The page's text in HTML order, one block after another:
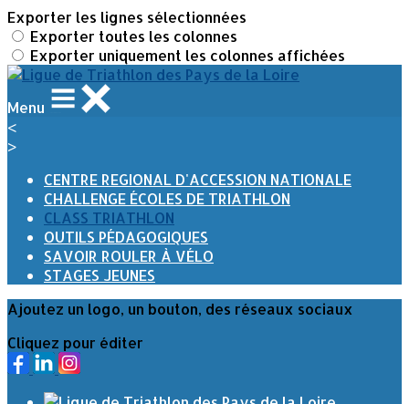
Exporter les lignes sélectionnées
Exporter toutes les colonnes
Exporter uniquement les colonnes affichées
Menu
<
>
CENTRE REGIONAL D'ACCESSION NATIONALE
CHALLENGE ÉCOLES DE TRIATHLON
CLASS TRIATHLON
OUTILS PÉDAGOGIQUES
SAVOIR ROULER À VÉLO
STAGES JEUNES
Ajoutez un logo, un bouton, des réseaux sociaux
Cliquez pour éditer